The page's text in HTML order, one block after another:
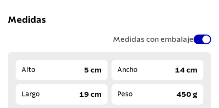
Medidas
Medidas con embalaje
Alto 5 cm Ancho 14 cm
Largo 19 cm Peso 450 g